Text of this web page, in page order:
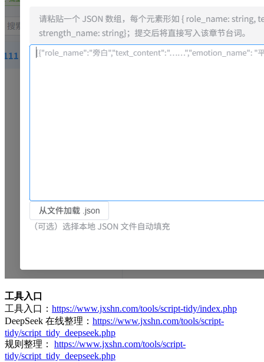
工具入口
工具入口： https://www.jxshn.com/tools/script-tidy/index.php
DeepSeek 在线整理： https://www.jxshn.com/tools/script-
tidy/script_tidy_deepseek.php
规则整理： https://www.jxshn.com/tools/script-
tidy/script_tidy_deepseek.php